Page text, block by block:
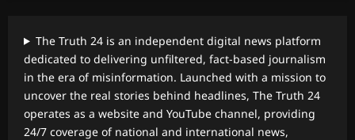
The Truth 24 is an independent digital news platform
dedicated to delivering unfiltered, fact-based journalism
in the era of misinformation. Launched with a mission to
uncover the real stories behind headlines, The Truth 24
operates as a website and YouTube channel, providing
24/7 coverage of national and international news,